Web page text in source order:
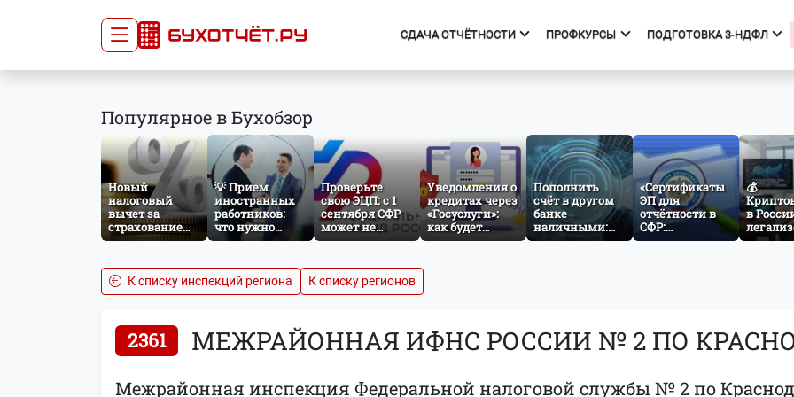
СДАЧА ОТЧЁТНОСТИ ПРОФКУРСЫ ПОДГОТОВКА 3-НДФЛ
Главная
Сдать отчёт
Тарифы
Оплата
Список курсов
Сведения об образовательной
организации
Начало
Тарифы
Получить вычет
Мастер 3-НДФЛ
Популярное в Бухобзор
Новый
налоговый
вычет за
страхование
жизни: что
сентября 2026
года
💡 Прием
иностранных
работников:
что нужно
знать
кадровику
Проверьте
свою ЭЦП: с 1
сентября СФР
может не
принять
нужного
атрибута в
сертификате
Уведомления о
кредитах через
«Госуслуги»:
как будет
работать
Пополнить
счёт в другом
банке
наличными:
как заработает
«Сертификаты
ЭП для
отчётности в
СФР:
проверяем
💰
в
что
К списку инспекций региона
К списку регионов
2361 МЕЖРАЙОННАЯ ИФНС РОССИИ № 2 ПО
Межрайонная инспекция Федеральной налоговой службы № 2 по